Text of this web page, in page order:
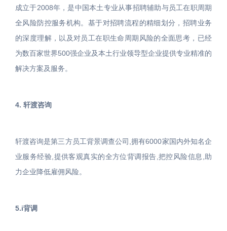
成立于2008年，是中国本土专业从事招聘辅助与员工在职周期
全风险防控服务机构。基于对招聘流程的精细划分，招聘业务
的深度理解，以及对员工在职生命周期风险的全面思考，已经
为数百家世界500强企业及本土行业领导型企业提供专业精准的
解决方案及服务。
4. 轩渡咨询
轩渡咨询是第三方员工背景调查公司,拥有6000家国内外知名企
业服务经验,提供客观真实的全方位背调报告,把控风险信息,助
力企业降低雇佣风险。
5.i背调